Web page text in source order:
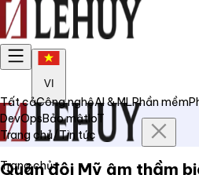
VI
Trang chủ
Tất cảCông nghệAI & MLPhần mềm
DevOpsBảo mậtIoT
Trang chủ/Tin tức
Quân đội Mỹ âm thầm